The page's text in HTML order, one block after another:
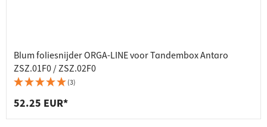
Blum foliesnijder ORGA-LINE voor Tandembox Antaro
ZSZ.01F0 / ZSZ.02F0
(3)
52.25 EUR*